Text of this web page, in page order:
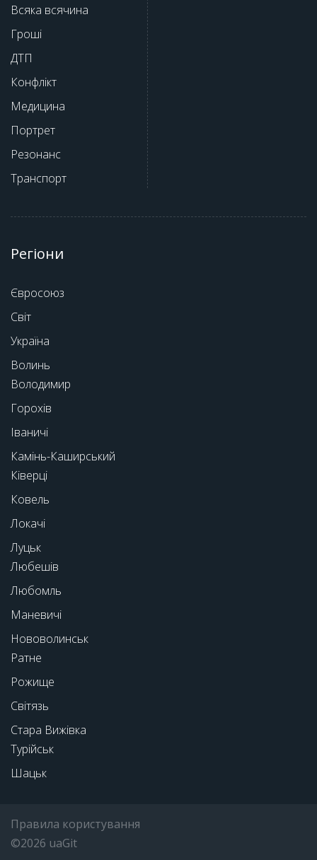
Всяка всячина
Гроші
ДТП
Конфлікт
Медицина
Портрет
Резонанс
Транспорт
Регіони
Євросоюз
Світ
Україна
Волинь
Володимир
Горохів
Іваничі
Камінь-Каширський
Ківерці
Ковель
Локачі
Луцьк
Любешів
Любомль
Маневичі
Нововолинськ
Ратне
Рожище
Світязь
Стара Вижівка
Турійськ
Шацьк
Правила користування
©2026 uaGit